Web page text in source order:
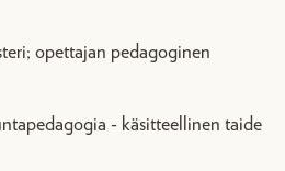
opettajan pedagoginen
- käsitteellinen taide